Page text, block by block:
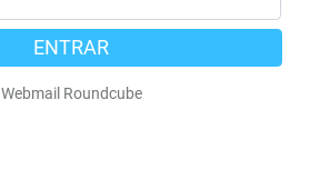
ENTRAR
Webmail Roundcube